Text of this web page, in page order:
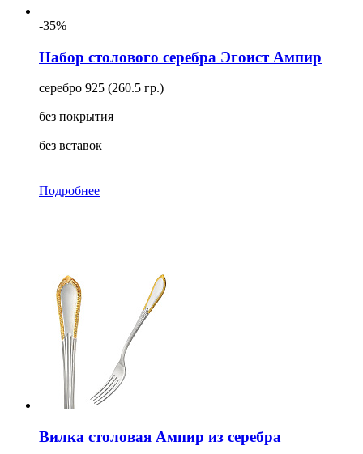
-35%
Набор столового серебра Эгоист Ампир
серебро 925 (260.5 гр.)
без покрытия
без вставок
Подробнее
Вилка столовая Ампир из серебра